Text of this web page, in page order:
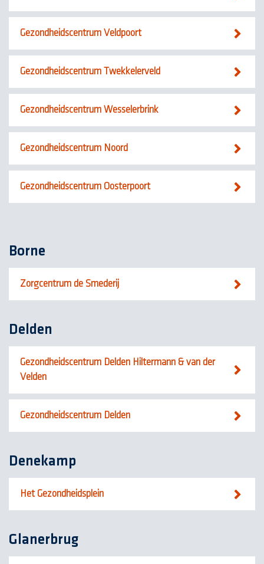
Gezondheidscentrum Veldpoort
Gezondheidscentrum Twekkelerveld
Gezondheidscentrum Wesselerbrink
Gezondheidscentrum Noord
Gezondheidscentrum Oosterpoort
Borne
Zorgcentrum de Smederij
Delden
Gezondheidscentrum Delden Hiltermann & van der
Velden
Gezondheidscentrum Delden
Denekamp
Het Gezondheidsplein
Glanerbrug